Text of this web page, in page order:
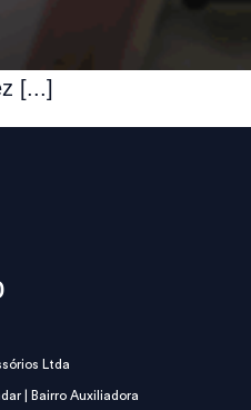
[...]
Ltda
| Bairro Auxiliadora